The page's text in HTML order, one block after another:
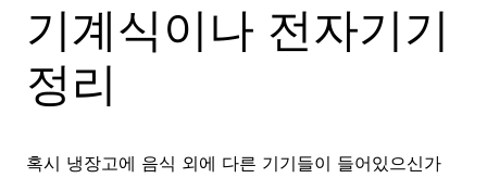
기계식이나 전자기기
정리
혹시 냉장고에 음식 외에 다른 기기들이 들어있으신가